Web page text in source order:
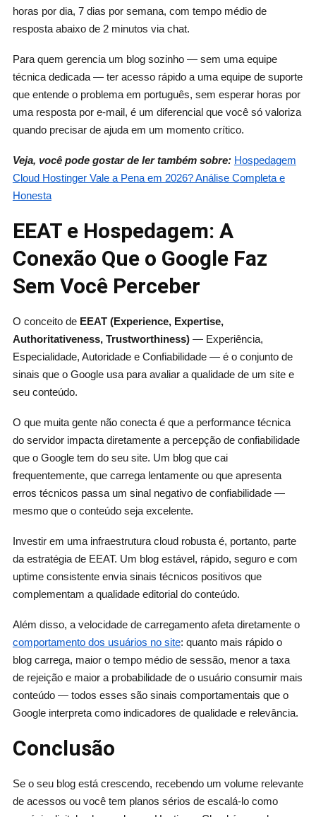
horas por dia, 7 dias por semana, com tempo médio de
resposta abaixo de 2 minutos via chat.
Para quem gerencia um blog sozinho — sem uma equipe
técnica dedicada — ter acesso rápido a uma equipe de suporte
que entende o problema em português, sem esperar horas por
uma resposta por e-mail, é um diferencial que você só valoriza
quando precisar de ajuda em um momento crítico.
Veja, você pode gostar de ler também sobre: Hospedagem
Cloud Hostinger Vale a Pena em 2026? Análise Completa e
Honesta
EEAT e Hospedagem: A
Conexão Que o Google Faz
Sem Você Perceber
O conceito de EEAT (Experience, Expertise,
Authoritativeness, Trustworthiness)— Experiência,
Especialidade, Autoridade e Confiabilidade — é o conjunto de
sinais que o Google usa para avaliar a qualidade de um site e
seu conteúdo.
O que muita gente não conecta é que a performance técnica
do servidor impacta diretamente a percepção de confiabilidade
que o Google tem do seu site. Um blog que cai
frequentemente, que carrega lentamente ou que apresenta
erros técnicos passa um sinal negativo de confiabilidade —
mesmo que o conteúdo seja excelente.
Investir em uma infraestrutura cloud robusta é, portanto, parte
da estratégia de EEAT. Um blog estável, rápido, seguro e com
uptime consistente envia sinais técnicos positivos que
complementam a qualidade editorial do conteúdo.
Além disso, a velocidade de carregamento afeta diretamente o
comportamento dos usuários no site: quanto mais rápido o
blog carrega, maior o tempo médio de sessão, menor a taxa
de rejeição e maior a probabilidade de o usuário consumir mais
conteúdo — todos esses são sinais comportamentais que o
Google interpreta como indicadores de qualidade e relevância.
Conclusão
Se o seu blog está crescendo, recebendo um volume relevante
de acessos ou você tem planos sérios de escalá-lo como